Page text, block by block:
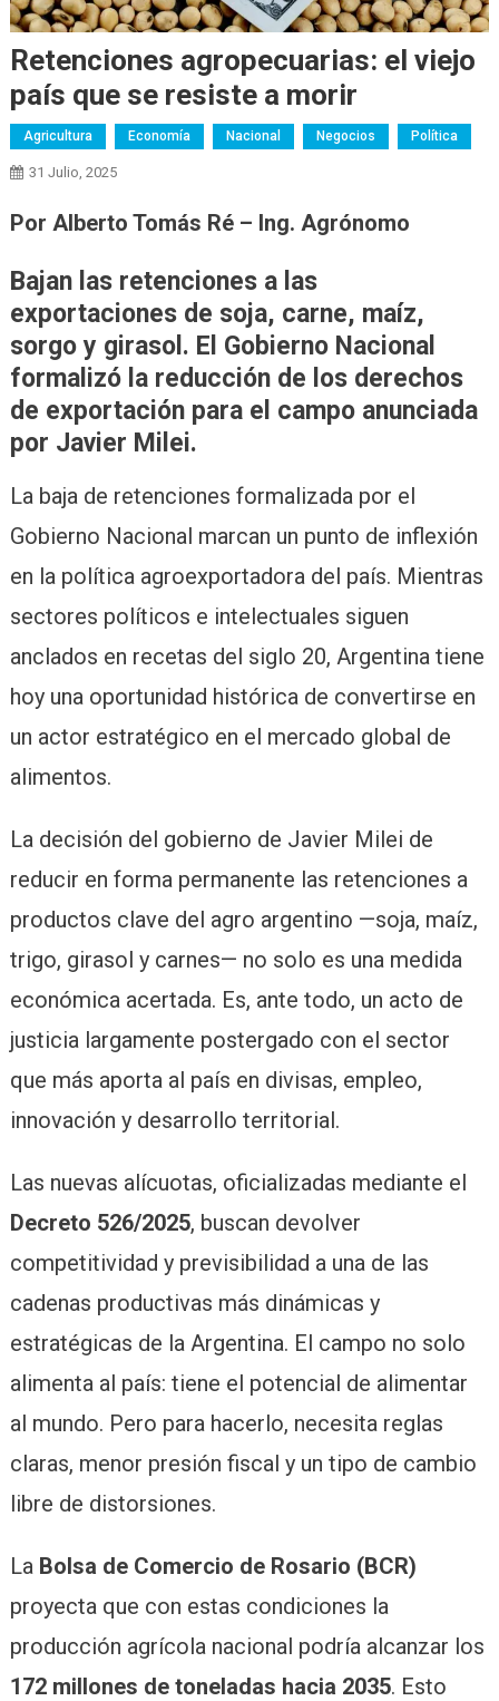
Retenciones agropecuarias: el viejo
país que se resiste a morir
Agricultura Economía Nacional Negocios Política
31 Julio, 2025
Por Alberto Tomás Ré – Ing. Agrónomo
Bajan las retenciones a las
exportaciones de soja, carne, maíz,
sorgo y girasol. El Gobierno Nacional
formalizó la reducción de los derechos
de exportación para el campo anunciada
por Javier Milei.
La baja de retenciones formalizada por el
Gobierno Nacional marcan un punto de inflexión
en la política agroexportadora del país. Mientras
sectores políticos e intelectuales siguen
anclados en recetas del siglo 20, Argentina tiene
hoy una oportunidad histórica de convertirse en
un actor estratégico en el mercado global de
alimentos.
La decisión del gobierno de Javier Milei de
reducir en forma permanente las retenciones a
productos clave del agro argentino —soja, maíz,
trigo, girasol y carnes— no solo es una medida
económica acertada. Es, ante todo, un acto de
justicia largamente postergado con el sector
que más aporta al país en divisas, empleo,
innovación y desarrollo territorial.
Las nuevas alícuotas, oficializadas mediante el
Decreto 526/2025, buscan devolver
competitividad y previsibilidad a una de las
cadenas productivas más dinámicas y
estratégicas de la Argentina. El campo no solo
alimenta al país: tiene el potencial de alimentar
al mundo. Pero para hacerlo, necesita reglas
claras, menor presión fiscal y un tipo de cambio
libre de distorsiones.
La Bolsa de Comercio de Rosario (BCR)
proyecta que con estas condiciones la
producción agrícola nacional podría alcanzar los
172 millones de toneladas hacia 2035. Esto